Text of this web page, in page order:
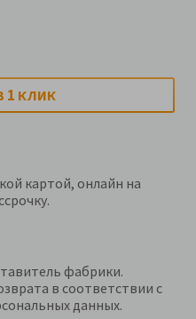
1 КЛИК
картой, онлайн на
фабрики.
в соответствии с
данных.